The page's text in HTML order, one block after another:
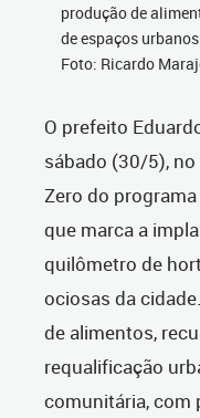
produção de
de espaços
Foto: Ricardo
O prefeito
sábado (30/5),
Zero do
que marca a
quilômetro de
ociosas da
de alimentos,
requalificação
comunitária, com